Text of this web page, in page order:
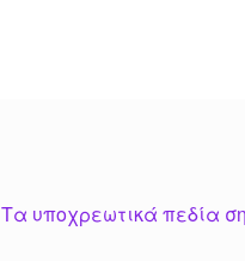
Τα υποχρεωτικά πεδία